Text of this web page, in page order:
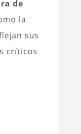
de
la
sus
críticos